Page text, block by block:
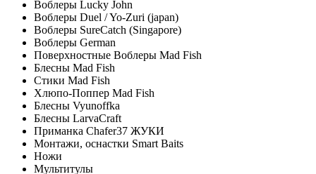
Воблеры Lucky John
Воблеры Duel / Yo-Zuri (japan)
Воблеры SureCatch (Singapore)
Воблеры German
Поверхностные Воблеры Mad Fish
Блесны Mad Fish
Стики Mad Fish
Хлюпо-Поппер Mad Fish
Блесны Vyunoffka
Блесны LarvaCraft
Приманка Chafer37 ЖУКИ
Монтажи, оснастки Smart Baits
Ножи
Мультитулы